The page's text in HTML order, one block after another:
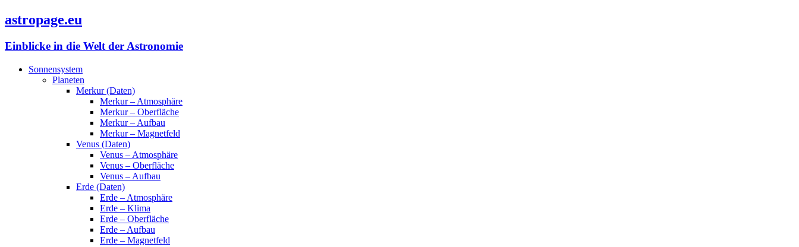
astropage.eu
Einblicke in die Welt der Astronomie
Sonnensystem
Planeten
Merkur (Daten)
Merkur – Atmosphäre
Merkur – Oberfläche
Merkur – Aufbau
Merkur – Magnetfeld
Venus (Daten)
Venus – Atmosphäre
Venus – Oberfläche
Venus – Aufbau
Erde (Daten)
Erde – Atmosphäre
Erde – Klima
Erde – Oberfläche
Erde – Aufbau
Erde – Magnetfeld